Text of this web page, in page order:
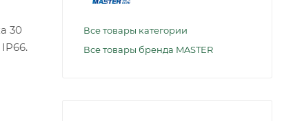
30
Все товары категории
Все товары бренда MASTER